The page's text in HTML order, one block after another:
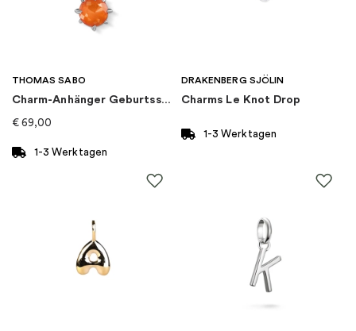
Art von Charme : Charm-anhänger
Kollektion:
THOMAS SABO
Charm-Anhänger Geburtsstein Januar
€ 69,00
1-3 Werktagen
DRAKENBERG SJÖLIN
Charms Le Knot Drop
1-3 Werktagen